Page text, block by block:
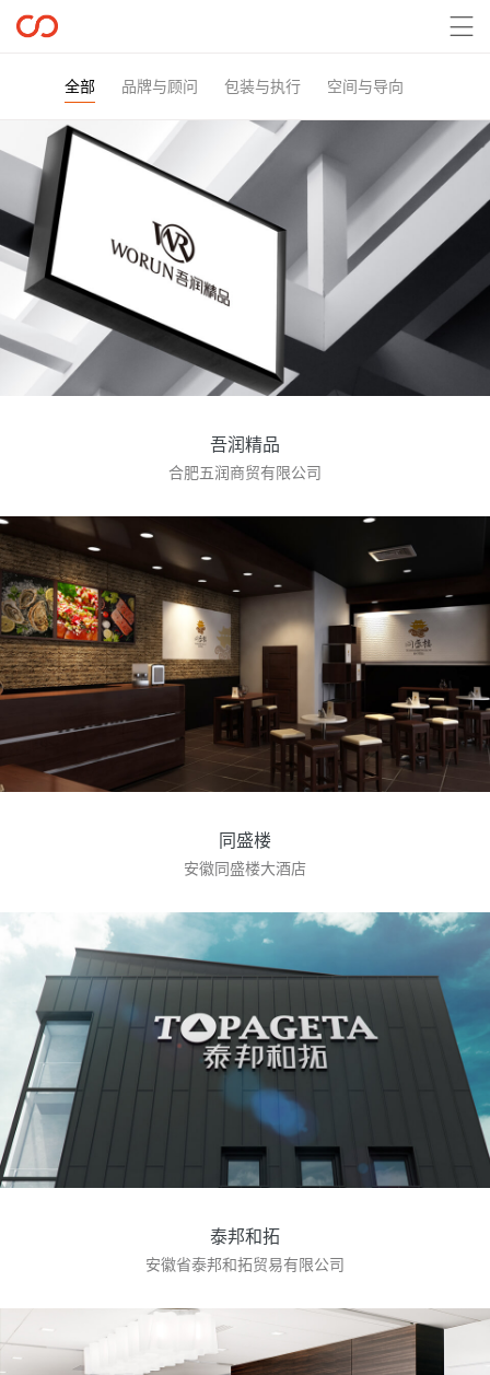

全部 品牌与顾问 包装与执行 空间与导向
吾润精品
合肥五润商贸有限公司
同盛楼
安徽同盛楼大酒店
泰邦和拓
安徽省泰邦和拓贸易有限公司